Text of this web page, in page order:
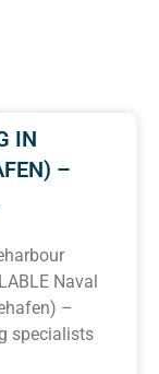
IN
–
Naval
–
specialists